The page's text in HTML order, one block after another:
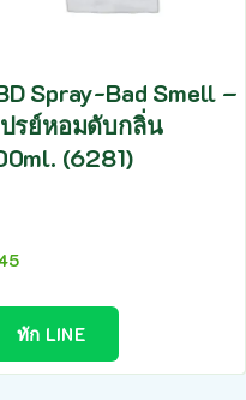
Spray-Bad Smell –
ปรย์หอมดับกลิ่น
(6281)
ทัก LINE